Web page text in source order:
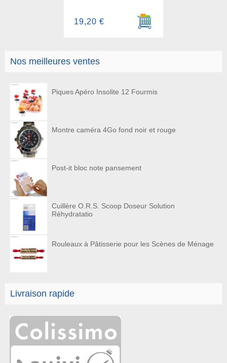
Nos meilleures ventes
Piques Apéro Insolite 12 Fourmis
Montre caméra 4Go fond noir et rouge
Post-it bloc note pansement
Cuillère O.R.S. Scoop Doseur Solution
Réhydratatio
Rouleaux à Pâtisserie pour les Scènes de Ménage
Livraison rapide
Ajouter au panier
19,20 €